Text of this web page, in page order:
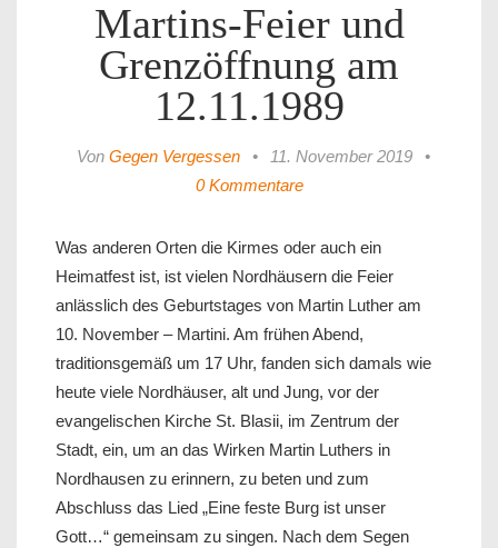
Martins-Feier und
Grenzöffnung am
12.11.1989
Von Gegen Vergessen • 11. November 2019
•
0 Kommentare
Was anderen Orten die Kirmes oder auch ein
Heimatfest ist, ist vielen Nordhäusern die Feier
anlässlich des Geburtstages von Martin Luther am
10. November – Martini. Am frühen Abend,
traditionsgemäß um 17 Uhr, fanden sich damals wie
heute viele Nordhäuser, alt und Jung, vor der
evangelischen Kirche St. Blasii, im Zentrum der
Stadt, ein, um an das Wirken Martin Luthers in
Nordhausen zu erinnern, zu beten und zum
Abschluss das Lied „Eine feste Burg ist unser
Gott…“ gemeinsam zu singen. Nach dem Segen